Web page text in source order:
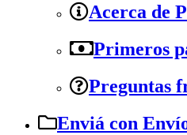
Acerca de
Primeros
Preguntas
Enviá con